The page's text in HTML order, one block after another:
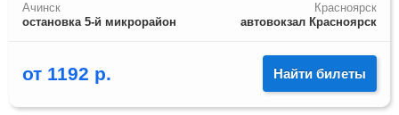
Ачинск
остановка 5-й микрорайон
Красноярск
автовокзал Красноярск
от 1192 р. Найти билеты